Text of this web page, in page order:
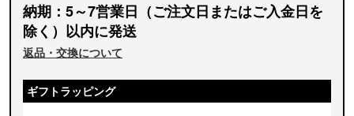
納期：5～7営業日（ご注文日またはご入金日を
除く）以内に発送
返品・交換について
ギフトラッピング